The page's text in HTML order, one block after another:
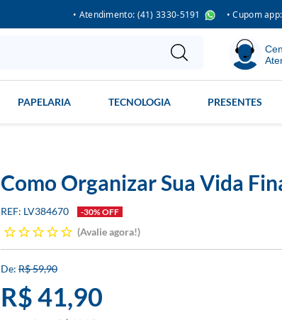
• Atendimento: (41) 3330-5191 • Cupom app:
PAPELARIA TECNOLOGIA PRESENTES
Como Organizar Sua Vida
LV384670 -30% OFF
Avalie agora!
R$ 59,90
R$ 41,90